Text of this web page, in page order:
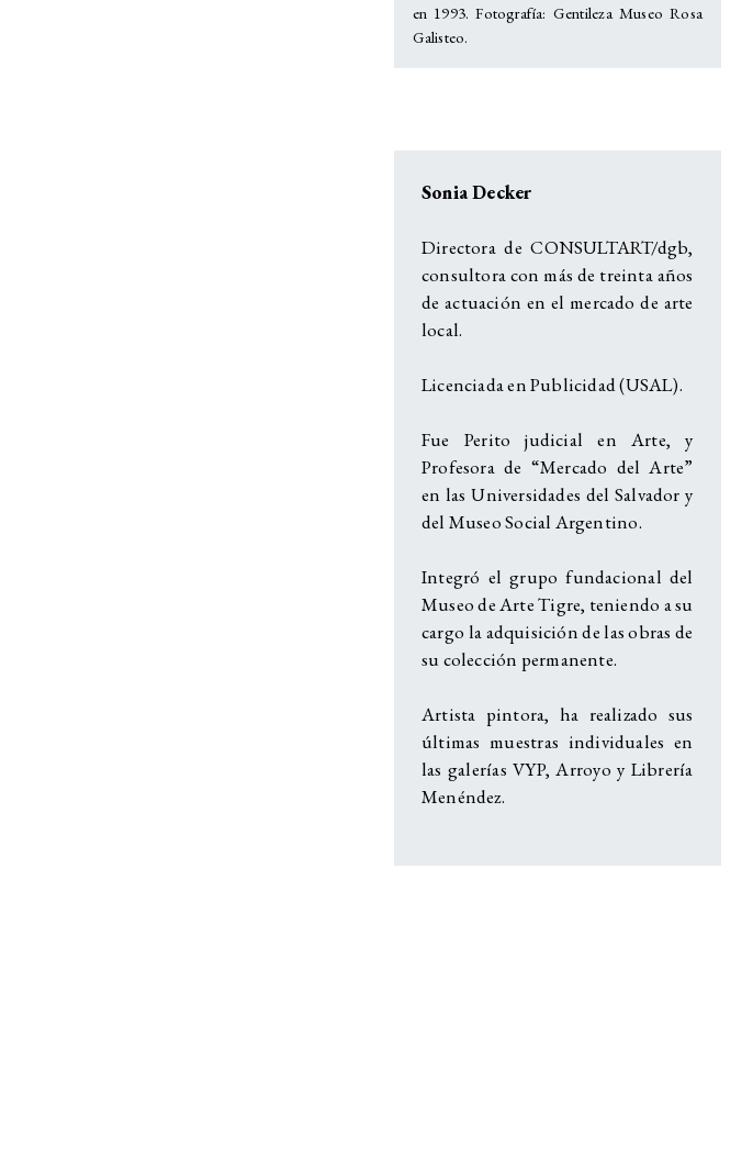
en 1993. Fotografía: Gentileza Museo Rosa
Galisteo.
Sonia Decker
Directora de CONSULTART/dgb,
consultora con más de treinta años
de actuación en el mercado de arte
local.
Licenciada en Publicidad (USAL).
Fue Perito judicial en Arte, y
Profesora de “Mercado del Arte”
en las Universidades del Salvador y
del Museo Social Argentino.
Integró el grupo fundacional del
Museo de Arte Tigre, teniendo a su
cargo la adquisición de las obras de
su colección permanente.
Artista pintora, ha realizado sus
últimas muestras individuales en
las galerías VYP, Arroyo y Librería
Menéndez.